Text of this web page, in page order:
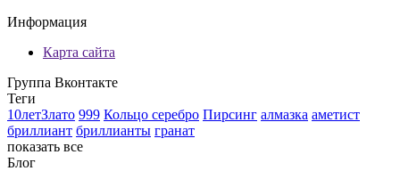
Информация
Карта сайта
Группа Вконтакте
Теги
10летЗлато 999 Кольцо серебро Пирсинг алмазка аметист
бриллиант бриллианты гранат
показать все
Блог